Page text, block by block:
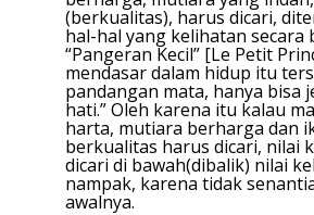
(berkualitas), harus dicari,
hal-hal yang kelihatan secara
“Pangeran Kecil” [Le Petit
mendasar dalam hidup itu
pandangan mata, hanya bisa
hati.” Oleh karena itu kalau
harta, mutiara berharga dan
berkualitas harus dicari, nilai
dicari di bawah(dibalik) nilai
nampak, karena tidak
awalnya.